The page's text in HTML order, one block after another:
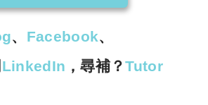
、 Facebook、
LinkedIn ，尋補？Tutor